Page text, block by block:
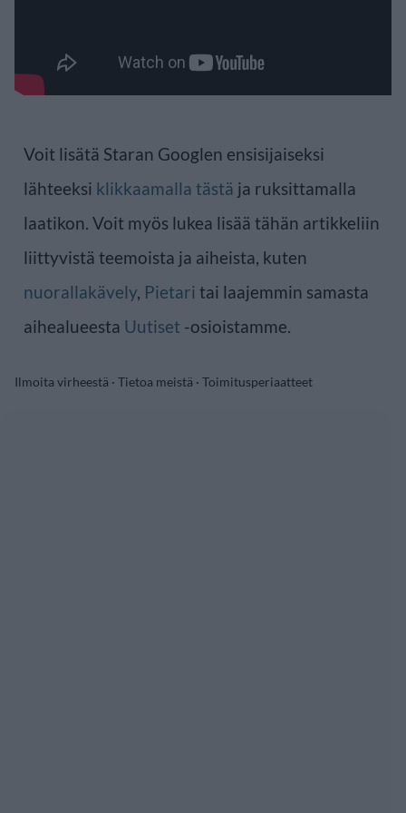
Voit lisätä Staran Googlen ensisijaiseksi
lähteeksi klikkaamalla tästä ja ruksittamalla
laatikon. Voit myös lukea lisää tähän artikkeliin
liittyvistä teemoista ja aiheista, kuten
nuorallakävely, Pietari tai laajemmin samasta
aihealueesta Uutiset -osioistamme.
Ilmoita virheestä · Tietoa meistä · Toimitusperiaatteet